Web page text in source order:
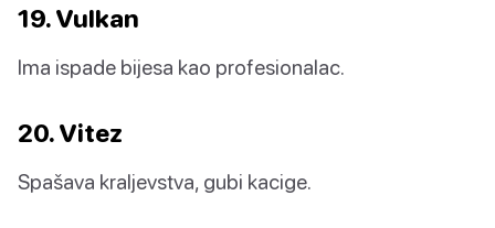
19. Vulkan
Ima ispade bijesa kao profesionalac.
20. Vitez
Spašava kraljevstva, gubi kacige.